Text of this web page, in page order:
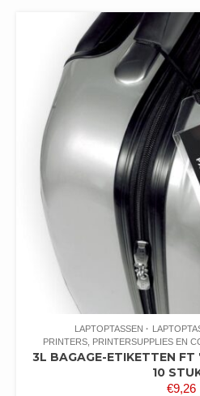
LAPTOPTASSEN
PRINTERS, PRINTERSUPPLIES EN
3L BAGAGE-ETIKETTEN FT
10
€9,26